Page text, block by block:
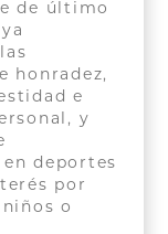
de último
honradez,
e
y
deportes
por
o